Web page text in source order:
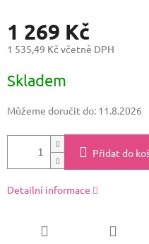
1 269 Kč
1 535,49 Kč včetně DPH
cena:
Skladem
Můžeme doručit do: 11.8.2026
Přidat do
Detailní informace